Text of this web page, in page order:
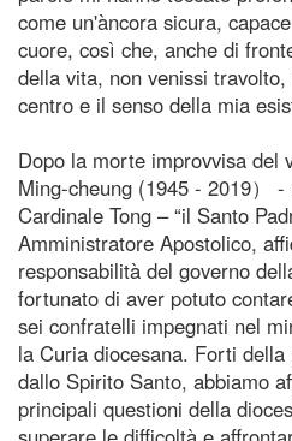
come un'àncora sicura,
cuore, così che, anche di
della vita, non venissi
centro e il senso della mia
Dopo la morte improvvisa del
Ming-cheung (1945 - 2019）
Cardinale Tong – “il Santo
Amministratore Apostolico,
responsabilità del governo
fortunato di aver potuto
sei confratelli impegnati nel
la Curia diocesana. Forti
dallo Spirito Santo, abbiamo
principali questioni della